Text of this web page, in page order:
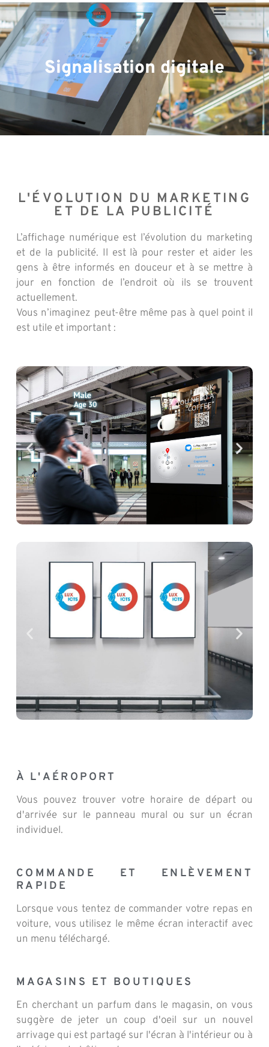
Signalisation digitale
L'ÉVOLUTION DU MARKETING
ET DE LA PUBLICITÉ
L’affichage numérique est l’évolution du marketing
et de la publicité. Il est là pour rester et aider les
gens à être informés en douceur et à se mettre à
jour en fonction de l’endroit où ils se trouvent
actuellement.
Vous n’imaginez peut-être même pas à quel point il
est utile et important :
À L'AÉROPORT
Vous pouvez trouver votre horaire de départ ou
d'arrivée sur le panneau mural ou sur un écran
individuel.
COMMANDE ET ENLÈVEMENT
RAPIDE
Lorsque vous tentez de commander votre repas en
voiture, vous utilisez le même écran interactif avec
un menu téléchargé.
MAGASINS ET BOUTIQUES
En cherchant un parfum dans le magasin, on vous
suggère de jeter un coup d'oeil sur un nouvel
arrivage qui est partagé sur l'écran à l'intérieur ou à